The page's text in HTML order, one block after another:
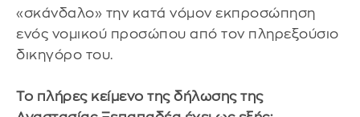
«σκάνδαλο» την κατά νόμον εκπροσώπηση
ενός νομικού προσώπου από τον πληρεξούσιο
δικηγόρο του.
Το πλήρες κείμενο της δήλωσης της